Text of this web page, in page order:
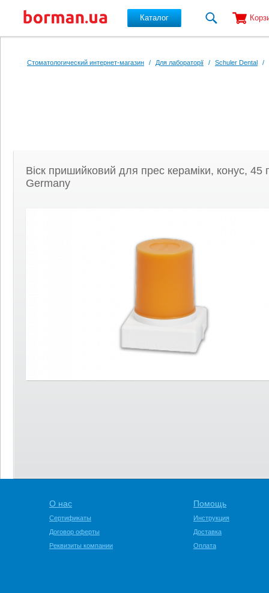
Каталог
Стоматологический интернет-магазин / Для лабораторії / Schuler Dental /
Віск пришийковий для прес кераміки, конус,
Germany
О нас
Сертификаты
Договор оферты
Реквизиты компании
Помощь
Инструкция
Доставка
Оплата